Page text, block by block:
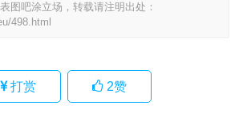
图吧涂立场，转载请注明出处：
498.html
打赏 2赞